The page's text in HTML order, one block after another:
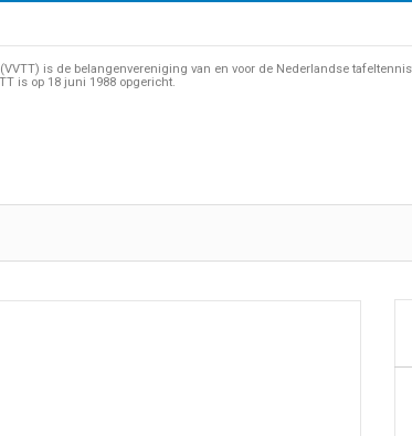
is de belangenvereniging van en voor de Nederlandse
is op 18 juni 1988 opgericht.